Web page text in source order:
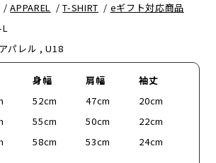
/APPAREL /T-SHIRT / eギフト対応商品
L
パレル , U18
身幅 肩幅
袖丈
52cm 47cm
20cm
55cm 50cm
22cm
58cm 53cm 24cm